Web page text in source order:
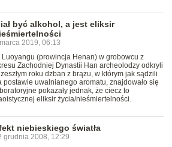
być alkohol, a jest eliksir
2019, 06:13
Luoyangu (prowincja Henan) w grobowcu z
Zachodniej Dynastii Han archeolodzy odkryli
roku dzban z brązu, w którym jak sądzili
postawie uwalnianego aromatu, znajdowało się
pokazały jednak, że ciecz to
eliksir życia/nieśmiertelności.
niebieskiego światła
grudnia 2008, 12:29